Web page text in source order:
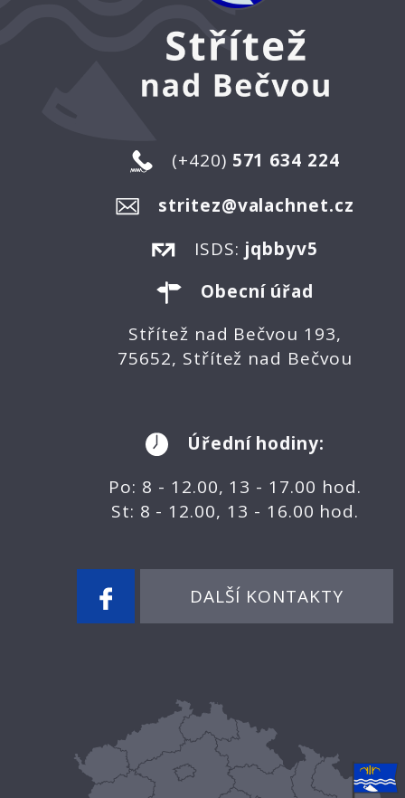
(+420) 571 634 224
stritez@valachnet.cz
ISDS: jqbbyv5
Obecní úřad
Střítež nad Bečvou 193,
75652, Střítež nad Bečvou
Úřední hodiny:
Po: 8 - 12.00, 13 - 17.00 hod.
St: 8 - 12.00, 13 - 16.00 hod.
DALŠÍ KONTAKTY